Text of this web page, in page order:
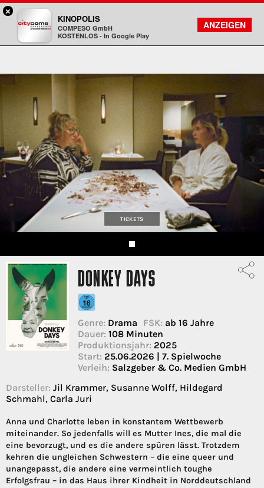
Kinopolis
FILMSUCHE
KONTO
TICKETS
DONKEY DAYS
Genre: Drama FSK: ab 16 Jahre
Dauer: 108 Minuten
Produktionsjahr: 2025
Start: 25.06.2026 | 7. Spielwoche
Verleih: Salzgeber & Co. Medien GmbH
Darsteller: Jil Krammer, Susanne Wolff, Hildegard
Schmahl, Carla Juri
Anna und Charlotte leben in konstantem Wettbewerb
miteinander. So jedenfalls will es Mutter Ines, die mal die
eine bevorzugt, und es die andere spüren lässt. Trotzdem
kehren die ungleichen Schwestern – die eine queer und
unangepasst, die andere eine vermeintlich toughe
Erfolgsfrau – in das Haus ihrer Kindheit in Norddeutschland
×
KINOPOLIS
COMPESO GmbH
KOSTENLOS - In Google Play
ANZEIGEN